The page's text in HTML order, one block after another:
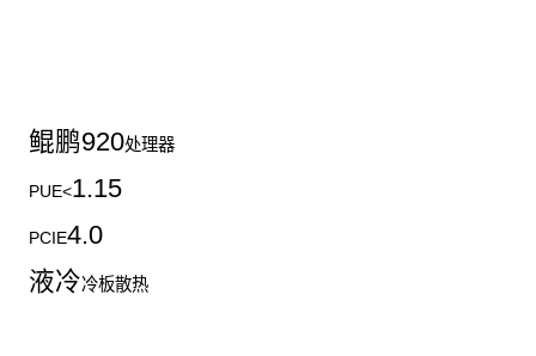
鲲鹏920处理器
PUE<1.15
PCIE4.0
液冷冷板散热